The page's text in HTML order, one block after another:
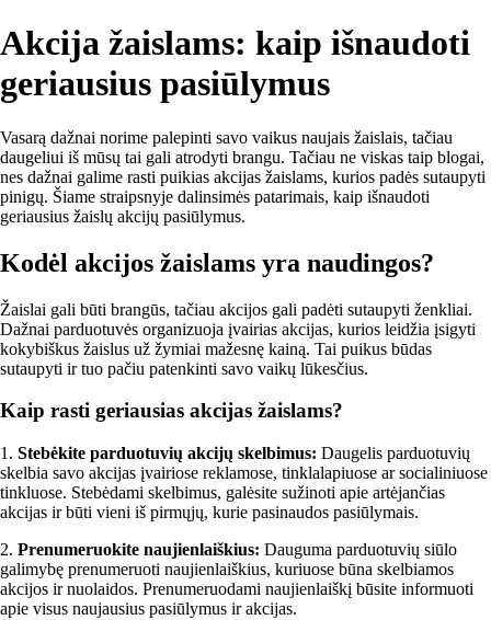
Akcija žaislams: kaip išnaudoti
geriausius pasiūlymus
Vasarą dažnai norime palepinti savo vaikus naujais žaislais, tačiau
daugeliui iš mūsų tai gali atrodyti brangu. Tačiau ne viskas taip blogai,
nes dažnai galime rasti puikias akcijas žaislams, kurios padės sutaupyti
pinigų. Šiame straipsnyje dalinsimės patarimais, kaip išnaudoti
geriausius žaislų akcijų pasiūlymus.
Kodėl akcijos žaislams yra naudingos?
Žaislai gali būti brangūs, tačiau akcijos gali padėti sutaupyti ženkliai.
Dažnai parduotuvės organizuoja įvairias akcijas, kurios leidžia įsigyti
kokybiškus žaislus už žymiai mažesnę kainą. Tai puikus būdas
sutaupyti ir tuo pačiu patenkinti savo vaikų lūkesčius.
Kaip rasti geriausias akcijas žaislams?
1. Stebėkite parduotuvių akcijų skelbimus: Daugelis parduotuvių
skelbia savo akcijas įvairiose reklamose, tinklalapiuose ar socialiniuose
tinkluose. Stebėdami skelbimus, galėsite sužinoti apie artėjančias
akcijas ir būti vieni iš pirmųjų, kurie pasinaudos pasiūlymais.
2. Prenumeruokite naujienlaiškius: Dauguma parduotuvių siūlo
galimybę prenumeruoti naujienlaiškius, kuriuose būna skelbiamos
akcijos ir nuolaidos. Prenumeruodami naujienlaiškį būsite informuoti
apie visus naujausius pasiūlymus ir akcijas.